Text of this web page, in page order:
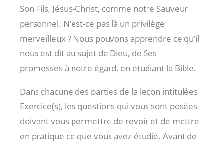
Son Fils, Jésus-Christ, comme notre Sauveur
personnel. N’est-ce pas là un privilège
merveilleux ? Nous pouvons apprendre ce qu’il
nous est dit au sujet de Dieu, de Ses
promesses à notre égard, en étudiant la Bible.
Dans chacune des parties de la leçon intitulées
Exercice(s), les questions qui vous sont posées
doivent vous permettre de revoir et de mettre
en pratique ce que vous avez étudié. Avant de